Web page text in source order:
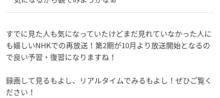
すでに見た人も気になっていたけどまだ見れていなかった人に
も嬉しいNHKでの再放送！第2期が10月より放送開始となるの
で良い予習・復習になりますね！
録画して見るもよし、リアルタイムでみるもよし！ぜひご覧く
ださい！